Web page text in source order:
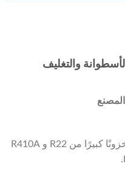
تخزن شركة Ability Refrigerant مخزونًا كبيرًا من R22 و R410A